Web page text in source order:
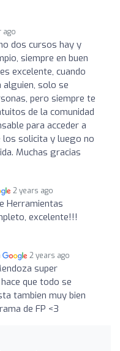
ago
dos cursos hay y
siempre en buen
excelente, cuando
alguien, solo se
pero siempre te
de la comunidad
para acceder a
los solicita y luego no
Muchas gracias
2 years ago
Herramientas
excelente!!!
2 years ago
super
que todo se
tambien muy bien
de FP <3